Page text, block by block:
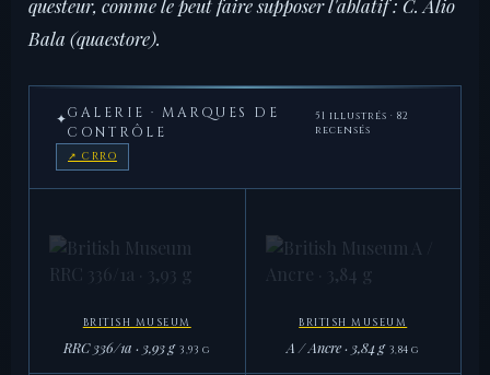
questeur, comme le peut faire supposer l'ablatif : C. Alio
Bala (quaestore).
✦GALERIE · MARQUES DE
CONTRÔLE
51 illustrés · 82
recensés
↗ CRRO
BRITISH MUSEUM
RRC 336/1a · 3,93 g 3,93 g
BRITISH MUSEUM
A / Ancre · 3,84 g 3,84 g